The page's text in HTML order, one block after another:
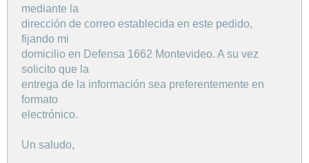
mediante la
dirección de correo establecida en este pedido,
fijando mi
domicilio en Defensa 1662 Montevideo. A su vez
solicito que la
entrega de la información sea preferentemente en
formato
electrónico.
Un saludo,